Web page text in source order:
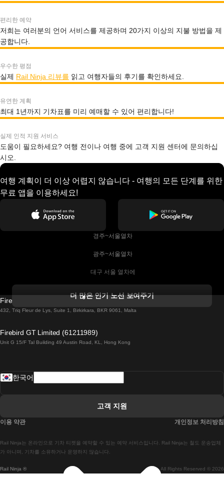
편리한 예약
저희는 여러분의 언어 서비스를 제공하며 20가지 이상의 지불 방법을 제
공합니다.
우수한 평점
실제 Rail Ninja 리뷰를 읽고 여행자들의 후기를 확인하세요.
유연한 계획
최대 1년까지 기차표를 미리 예매할 수 있어 편리합니다!
실제 인적 지원 서비스
도움이 필요하세요? 여행 전이나 여행 중에 고객 지원 센터에 문의하십
시오.
여행 계획이 더 이상 어렵지 않습니다 - 여행의 모든 단계를 위한
무료 앱을 이용하세요!
경주~서울열차
광주~서울열차
대구 서울 열차에
더블린에서 골웨이 열차
로마에서 나폴리 열차
마드리드-리스본 열차
마드리드에서 바르셀로나로 가는 고속 열차
더 많은 인기 노선 보여주기
Firebird GT Limited (OC 1451)
432, Triq Fleur de Lys, Suite 1, Birkirkara, BKR 9061, Malta
Firebird GT Limited (61211989)
Unit G 15/F Tal Building 49 Austin Road, KL, Hong Kong
Rail Ninja ® All Rights Reserved © 2026
Rail Ninja는 온라인으로 기차 티켓을 예약할 수 있는 예약 서비스입니다. Rail Ninja는 철도 운송업체
가 아니며, 기차를 소유하거나 운영하지 않습니다.
한국어
고객 지원
이용 약관 개인정보 처리방침